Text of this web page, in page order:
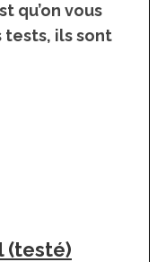
qu’on vous
tests, ils sont
(testé)
en France
insolites sur